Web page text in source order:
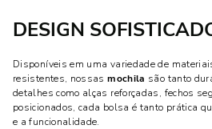
DESIGN
Disponíveis em uma variedade de
resistentes, nossasmochila são tanto
detalhes como alças reforçadas, fechos
posicionados, cada bolsa é tanto prática
e a funcionalidade.